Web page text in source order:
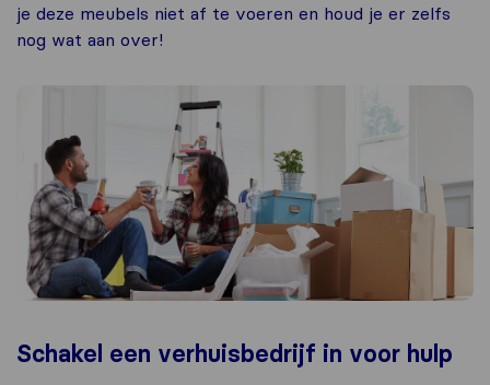
je deze meubels niet af te voeren en houd je er zelfs
nog wat aan over!
Schakel een verhuisbedrijf in voor hulp